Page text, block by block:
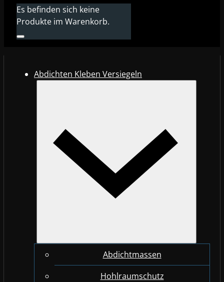
Es befinden sich keine
Produkte im Warenkorb.
Abdichten Kleben Versiegeln
Abdichtmassen
Hohlraumschutz